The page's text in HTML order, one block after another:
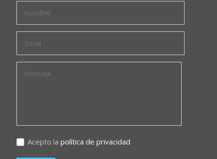
Acepto la política de privacidad